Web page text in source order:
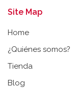
Site Map
Home
¿Quiénes somos?
Tienda
Blog